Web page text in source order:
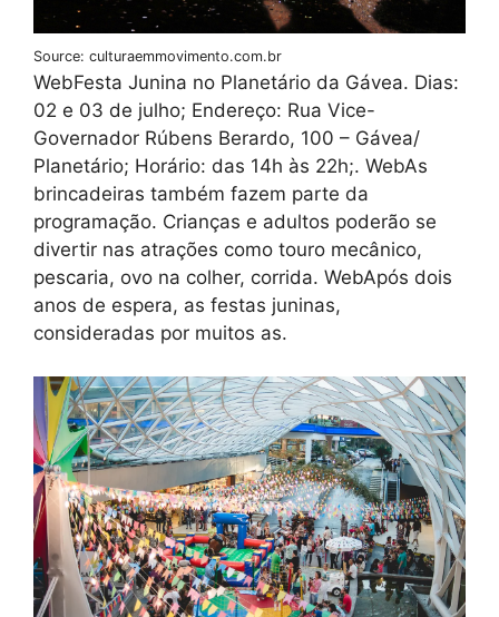
Source: culturaemmovimento.com.br
WebFesta Junina no Planetário da Gávea. Dias:
02 e 03 de julho; Endereço: Rua Vice-
Governador Rúbens Berardo, 100 – Gávea/
Planetário; Horário: das 14h às 22h;. WebAs
brincadeiras também fazem parte da
programação. Crianças e adultos poderão se
divertir nas atrações como touro mecânico,
pescaria, ovo na colher, corrida. WebApós dois
anos de espera, as festas juninas,
consideradas por muitos as.